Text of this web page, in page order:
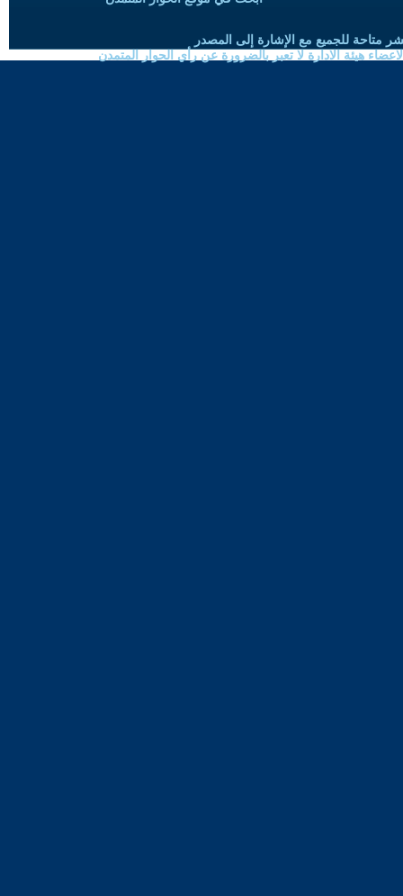
متاحة للجميع مع الإشارة إلى المصدر
هيئة الادارة لا تعبر بالضرورة عن رأي الحوار المتمدن